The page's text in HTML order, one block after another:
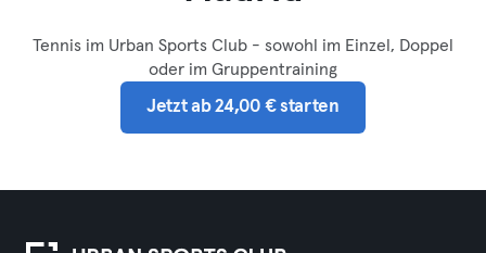
Tennis im Urban Sports Club - sowohl im Einzel, Doppel
oder im Gruppentraining
Jetzt ab 24,00 € starten